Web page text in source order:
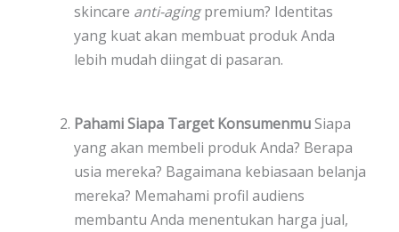
skincare anti-agingpremium? Identitas
yang kuat akan membuat produk Anda
lebih mudah diingat di pasaran.
Pahami Siapa Target KonsumenmuSiapa
yang akan membeli produk Anda? Berapa
usia mereka? Bagaimana kebiasaan belanja
mereka? Memahami profil audiens
membantu Anda menentukan harga jual,